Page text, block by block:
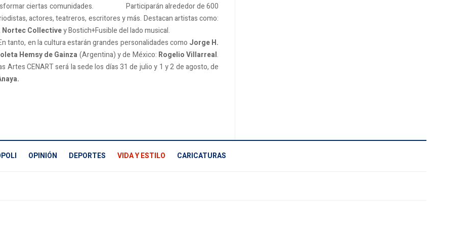
ciertas comunidades. Participarán alrededor de 600
actores, teatreros, escritores y más. Destacan artistas como:
Nortec Collectivey Bostich+Fusible del lado musical.
grandes personalidades como Jorge H.
Hemsy de Gainza (Argentina) y de México: Rogelio Villarreal.
será la sede los días 31 de julio y 1 y 2 de agosto, de
OPINIÓN DEPORTES VIDA Y ESTILO CARICATURAS